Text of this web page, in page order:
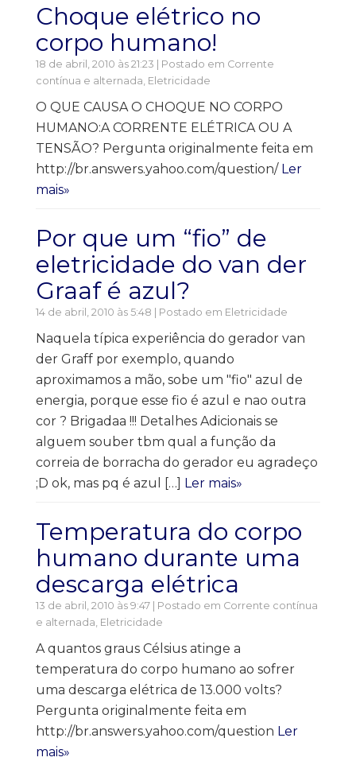
Choque elétrico no
corpo humano!
18 de abril, 2010 às 21:23 | Postado em Corrente
contínua e alternada Eletricidade
O QUE CAUSA O CHOQUE NO CORPO
HUMANO:A CORRENTE ELÉTRICA OU A
TENSÃO? Pergunta originalmente feita em
http://br.answers.yahoo.com/question/ Ler
mais»
Por que um “fio” de
eletricidade do van der
Graaf é azul?
14 de abril, 2010 às 5:48 | Postado em Eletricidade
Naquela típica experiência do gerador van
der Graff por exemplo, quando
aproximamos a mão, sobe um "fio" azul de
energia, porque esse fio é azul e nao outra
cor ? Brigadaa !!! Detalhes Adicionais se
alguem souber tbm qual a função da
correia de borracha do gerador eu agradeço
;D ok, mas pq é azul […] Ler mais»
Temperatura do corpo
humano durante uma
descarga elétrica
13 de abril, 2010 às 9:47 | Postado em Corrente contínua
e alternada Eletricidade
A quantos graus Célsius atinge a
temperatura do corpo humano ao sofrer
uma descarga elétrica de 13.000 volts?
Pergunta originalmente feita em
http://br.answers.yahoo.com/question Ler
mais»